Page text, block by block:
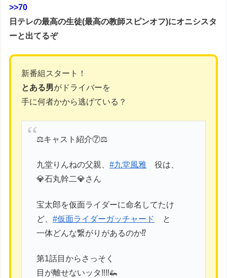
>>70
日テレの最高の生徒(最高の教師スピンオフ)にオニシスタ
ーと出てるぞ
新番組スタート！
とある男がドライバーを
手に何者かから逃げている？
⚖️キャスト紹介⑦⚖️
九堂りんねの父親、#九堂風雅 役は、
💎石丸幹二💎さん
宝太郎を仮面ライダーに命名してたけ
ど、#仮面ライダーガッチャード
と
一体どんな繋がりがあるのか⁉️
第1話目からさっそく
目が離せないッタ‼️‼️🦗